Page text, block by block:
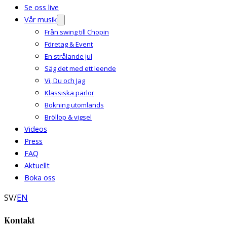
Se oss live
Vår musik
Från swing till Chopin
Företag & Event
En strålande jul
Säg det med ett leende
Vi, Du och Jag
Klassiska pärlor
Bokning utomlands
Bröllop & vigsel
Videos
Press
FAQ
Aktuellt
Boka oss
SV/EN
Kontakt